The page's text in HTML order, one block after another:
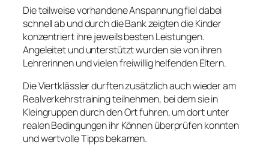
Die teilweise vorhandene Anspannung fiel dabei
schnell ab und durch die Bank zeigten die Kinder
konzentriert ihre jeweils besten Leistungen.
Angeleitet und unterstützt wurden sie von ihren
Lehrerinnen und vielen freiwillig helfenden Eltern.
Die Viertklässler durften zusätzlich auch wieder am
Realverkehrstraining teilnehmen, bei dem sie in
Kleingruppen durch den Ort fuhren, um dort unter
realen Bedingungen ihr Können überprüfen konnten
und wertvolle Tipps bekamen.